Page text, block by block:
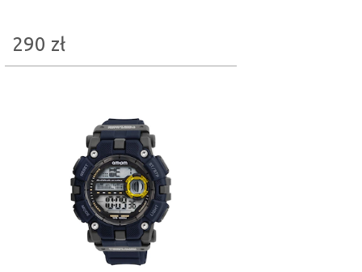
290 zł